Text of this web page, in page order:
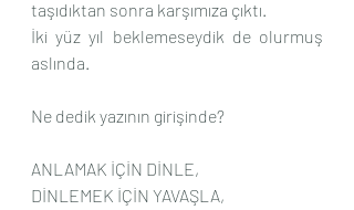
taşıdıktan sonra karşımıza çıktı.
İki yüz yıl beklemeseydik de olurmuş
aslında.
Ne dedik yazının girişinde?
ANLAMAK İÇİN DİNLE,
DİNLEMEK İÇİN YAVAŞLA,